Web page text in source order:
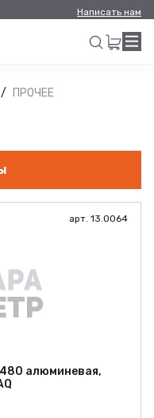
Написать нам
ПРОЧЕЕ
арт. 13.0064
алюминевая,